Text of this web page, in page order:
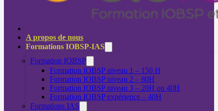
A propos de nous
Formations IOBSP-IAS
Formation IOBSP
Formation IOBSP niveau 1 – 150 H
Formation IOBSP niveau 2 – 80H
Formation IOBSP niveau 3 – 20H ou 40H
Formation IOBSP expérience – 40H
Formations IAS